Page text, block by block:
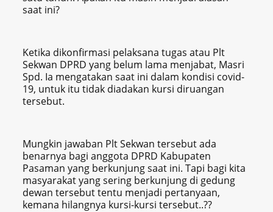
saat ini?
Ketika dikonfirmasi pelaksana tugas atau Plt
Sekwan DPRD yang belum lama menjabat, Masri
Spd. Ia mengatakan saat ini dalam kondisi covid-
19, untuk itu tidak diadakan kursi diruangan
tersebut.
Mungkin jawaban Plt Sekwan tersebut ada
benarnya bagi anggota DPRD Kabupaten
Pasaman yang berkunjung saat ini. Tapi bagi kita
masyarakat yang sering berkunjung di gedung
dewan tersebut tentu menjadi pertanyaan,
kemana hilangnya kursi-kursi tersebut..??